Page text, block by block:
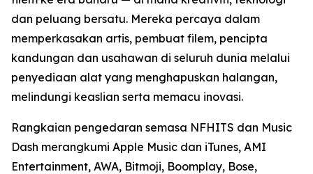
dan peluang bersatu. Mereka percaya dalam
memperkasakan artis, pembuat filem, pencipta
kandungan dan usahawan di seluruh dunia melalui
penyediaan alat yang menghapuskan halangan,
melindungi keaslian serta memacu inovasi.
Rangkaian pengedaran semasa NFHITS dan Music
Dash merangkumi Apple Music dan iTunes, AMI
Entertainment, AWA, Bitmoji, Boomplay, Bose,